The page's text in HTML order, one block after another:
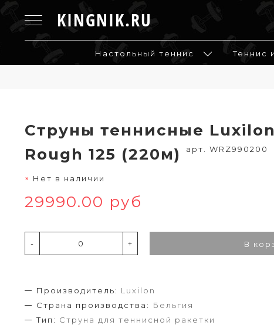
KINGNIK.RU
Настольный теннис Теннис
Струны теннисные
Rough 125 (220м)
арт. WRZ990200
Нет в наличии
29990.00 руб
- + В
Производитель: Luxilon
Страна производства:
Бельгия
Тип: Струна для теннисной ракетки